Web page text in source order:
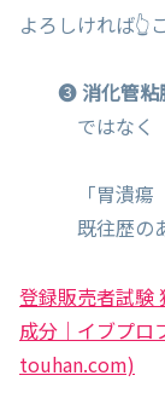
よろしければ👆
❸ 消化管粘
ではなく
「胃潰瘍（
既往歴のあ
登録販売者試験
成分｜イブプ
touhan.com)